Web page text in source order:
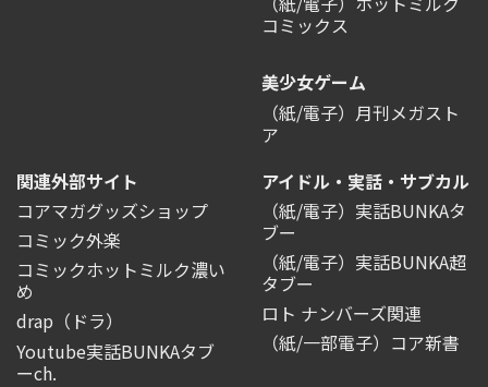
コミックス
美少女ゲーム
（紙/電子）月刊メガスト
ア
関連外部サイト
コアマガグッズショップ
コミック外楽
コミックホットミルク濃い
め
drap（ドラ）
Youtube実話BUNKAタブ
ーch.
アイドル・実話・サブカル
（紙/電子）実話BUNKAタ
ブー
（紙/電子）実話BUNKA超
タブー
ロト ナンバーズ関連
（紙/一部電子）コア新書